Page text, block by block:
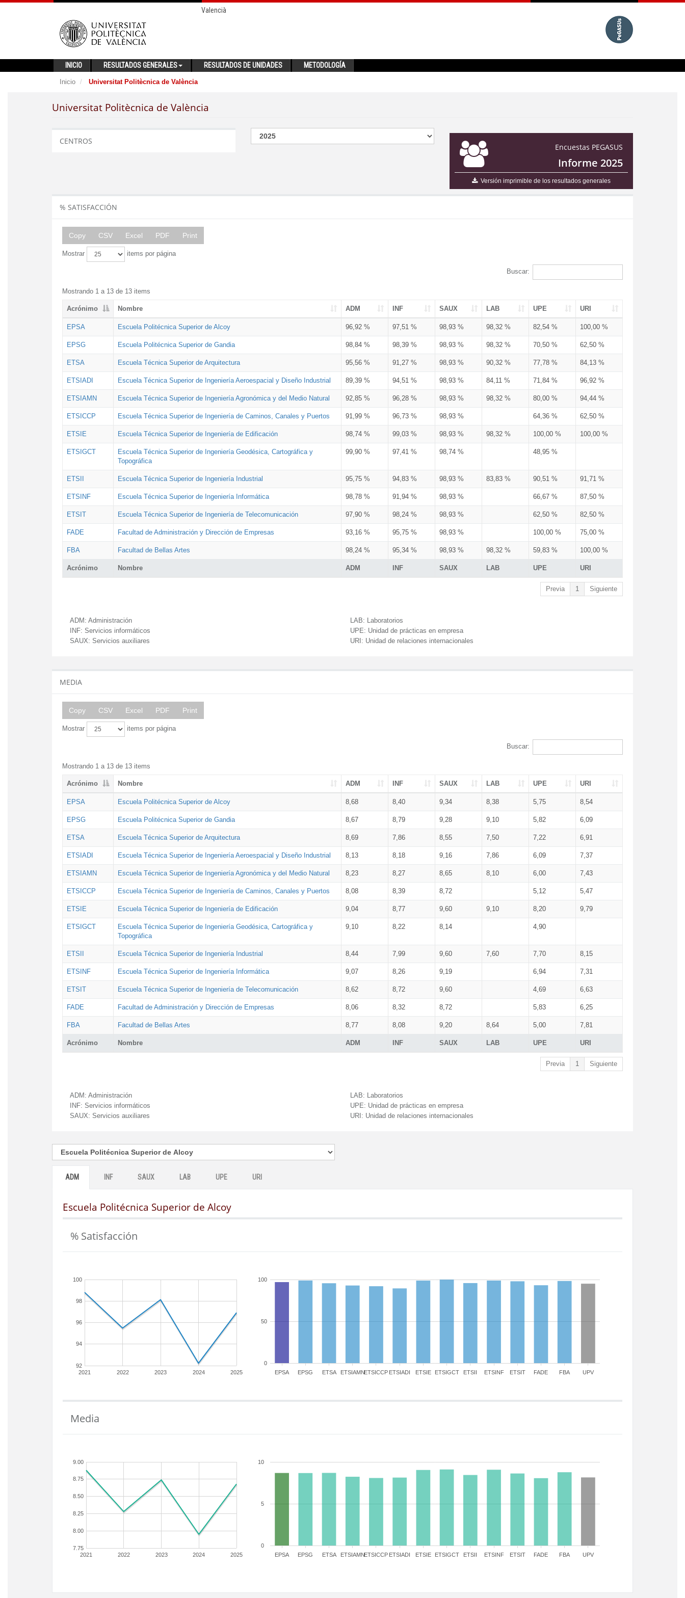
Valencià
INICIO RESULTADOS GENERALES RESULTADOS DE UNIDADES METODOLOGÍA
Inicio Universitat Politècnica de València
Universitat Politècnica de València
Encuestas PEGASUS
Informe 2025
Versión imprimible de los resultados generales
CENTROS
% SATISFACCIÓN
Copy CSV Excel PDF Print
Mostrar items por página
Buscar:
Mostrando 1 a 13 de 13 items
Acrónimo Nombre ADM INF SAUX LAB UPE URI
Acrónimo Nombre ADM INF SAUX LAB UPE URI
EPSA Escuela Politécnica Superior de Alcoy 96,92 % 97,51 % 98,93 % 98,32 % 82,54 % 100,00 %
EPSG Escuela Politécnica Superior de Gandia 98,84 % 98,39 % 98,93 % 98,32 % 70,50 % 62,50 %
ETSA Escuela Técnica Superior de Arquitectura 95,56 % 91,27 % 98,93 % 90,32 % 77,78 % 84,13 %
ETSIADI Escuela Técnica Superior de Ingeniería Aeroespacial y Diseño Industrial 89,39 % 94,51 % 98,93 % 84,11 % 71,84 % 96,92 %
ETSIAMN Escuela Técnica Superior de Ingeniería Agronómica y del Medio Natural 92,85 % 96,28 % 98,93 % 98,32 % 80,00 % 94,44 %
ETSICCP Escuela Técnica Superior de Ingeniería de Caminos, Canales y Puertos 91,99 % 96,73 % 98,93 % 64,36 % 62,50 %
ETSIE Escuela Técnica Superior de Ingeniería de Edificación 98,74 % 99,03 % 98,93 % 98,32 % 100,00 % 100,00 %
ETSIGCT
Escuela Técnica Superior de Ingeniería Geodésica, Cartográfica y
Topográfica
99,90 % 97,41 % 98,74 % 48,95 %
ETSII Escuela Técnica Superior de Ingeniería Industrial 95,75 % 94,83 % 98,93 % 83,83 % 90,51 % 91,71 %
ETSINF Escuela Técnica Superior de Ingeniería Informática 98,78 % 91,94 % 98,93 % 66,67 % 87,50 %
ETSIT Escuela Técnica Superior de Ingeniería de Telecomunicación 97,90 % 98,24 % 98,93 % 62,50 % 82,50 %
FADE Facultad de Administración y Dirección de Empresas 93,16 % 95,75 % 98,93 % 100,00 % 75,00 %
FBA Facultad de Bellas Artes 98,24 % 95,34 % 98,93 % 98,32 % 59,83 % 100,00 %
Previa 1 Siguiente
ADM: Administración
INF: Servicios informáticos
SAUX: Servicios auxiliares
LAB: Laboratorios
UPE: Unidad de prácticas en empresa
URI: Unidad de relaciones internacionales
MEDIA
Copy CSV Excel PDF Print
Mostrar items por página
Buscar:
Mostrando 1 a 13 de 13 items
Acrónimo Nombre ADM INF SAUX LAB UPE URI
Acrónimo Nombre ADM INF SAUX LAB UPE URI
EPSA Escuela Politécnica Superior de Alcoy 8,68 8,40 9,34 8,38 5,75 8,54
EPSG Escuela Politécnica Superior de Gandia 8,67 8,79 9,28 9,10 5,82 6,09
ETSA Escuela Técnica Superior de Arquitectura 8,69 7,86 8,55 7,50 7,22 6,91
ETSIADI Escuela Técnica Superior de Ingeniería Aeroespacial y Diseño Industrial 8,13 8,18 9,16 7,86 6,09 7,37
ETSIAMN Escuela Técnica Superior de Ingeniería Agronómica y del Medio Natural 8,23 8,27 8,65 8,10 6,00 7,43
ETSICCP Escuela Técnica Superior de Ingeniería de Caminos, Canales y Puertos 8,08 8,39 8,72 5,12 5,47
ETSIE Escuela Técnica Superior de Ingeniería de Edificación 9,04 8,77 9,60 9,10 8,20 9,79
ETSIGCT
Escuela Técnica Superior de Ingeniería Geodésica, Cartográfica y
Topográfica
9,10 8,22 8,14 4,90
ETSII Escuela Técnica Superior de Ingeniería Industrial 8,44 7,99 9,60 7,60 7,70 8,15
ETSINF Escuela Técnica Superior de Ingeniería Informática 9,07 8,26 9,19 6,94 7,31
ETSIT Escuela Técnica Superior de Ingeniería de Telecomunicación 8,62 8,72 9,60 4,69 6,63
FADE Facultad de Administración y Dirección de Empresas 8,06 8,32 8,72 5,83 6,25
FBA Facultad de Bellas Artes 8,77 8,08 9,20 8,64 5,00 7,81
Previa 1 Siguiente
ADM: Administración
INF: Servicios informáticos
SAUX: Servicios auxiliares
LAB: Laboratorios
UPE: Unidad de prácticas en empresa
URI: Unidad de relaciones internacionales
ADM INF SAUX LAB UPE URI
Escuela Politécnica Superior de Alcoy
% Satisfacción
2021 2022 2023 2024 2025
92
94
96
98
100
EPSA EPSG ETSA ETSIAMNETSICCP ETSIADI ETSIE ETSIGCT ETSII ETSINF ETSIT FADE FBA UPV
0
50
100
Media
2021 2022 2023 2024 2025
7.75
8.00
8.25
8.50
8.75
9.00
EPSA EPSG ETSA ETSIAMNETSICCP ETSIADI ETSIE ETSIGCT ETSII ETSINF ETSIT FADE FBA UPV
0
5
10